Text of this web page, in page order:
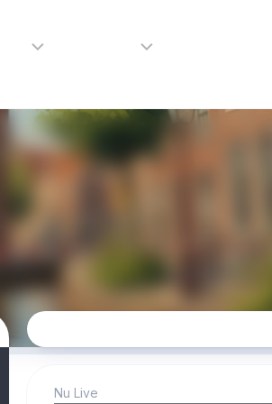
Over
Nu Live